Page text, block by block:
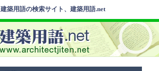
建築用語の検索サイト、建築用語.net